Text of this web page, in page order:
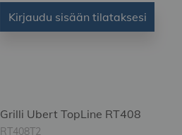
Kirjaudu sisään tilataksesi
Grilli Ubert TopLine RT408
RT408T2